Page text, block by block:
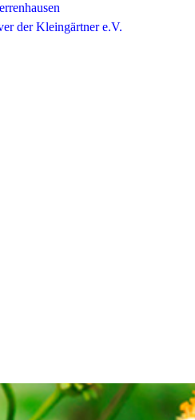
der Kleingärtner e.V.